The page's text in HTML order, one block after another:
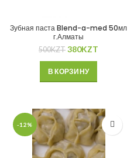
Зубная паста Blend-a-med 50мл
г.Алматы
500KZT 380KZT
В КОРЗИНУ
-12%